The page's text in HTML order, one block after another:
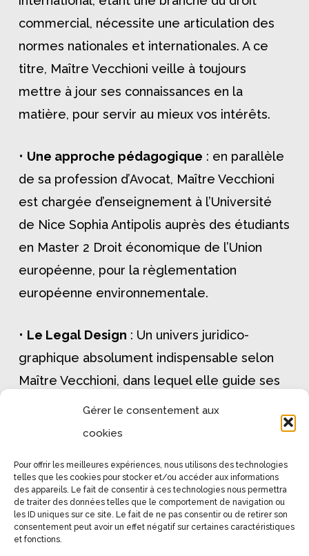
Gérer le consentement aux
cookies
Pour offrir les meilleures expériences, nous utilisons des technologies
telles que les cookies pour stocker et/ou accéder aux informations
des appareils. Le fait de consentir à ces technologies nous permettra
de traiter des données telles que le comportement de navigation ou
les ID uniques sur ce site. Le fait de ne pas consentir ou de retirer son
consentement peut avoir un effet négatif sur certaines caractéristiques
et fonctions.
commercial, nécessite une articulation des
normes nationales et internationales. A ce
titre, Maître Vecchioni veille à toujours
mettre à jour ses connaissances en la
matière, pour servir au mieux vos intérêts.
• Une approche pédagogique : en parallèle
de sa profession d’Avocat, Maître Vecchioni
est chargée d’enseignement à l’Université
de Nice Sophia Antipolis auprès des étudiants
en Master 2 Droit économique de l’Union
européenne, pour la règlementation
européenne environnementale.
• Le Legal Design : Un univers juridico-
graphique absolument indispensable selon
Maître Vecchioni, dans lequel elle guide ses
clients avec cartésianisme et inventivité,
pour leur permettre de comprendre la
procédure juridique.